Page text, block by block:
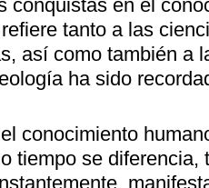
conquistas en el
tanto a las
así como también a
ha sido
conocimiento
tiempo se diferencia,